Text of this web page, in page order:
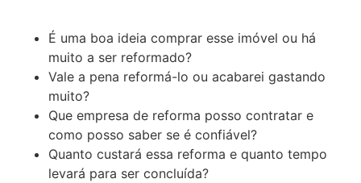
É uma boa ideia comprar esse imóvel ou há
muito a ser reformado?
Vale a pena reformá-lo ou acabarei gastando
muito?
Que empresa de reforma posso contratar e
como posso saber se é confiável?
Quanto custará essa reforma e quanto tempo
levará para ser concluída?
comportamento
ao visitar nosso
site, você
aumenta suas
chances de ver
conteúdo e
ofertas
personalizadas.